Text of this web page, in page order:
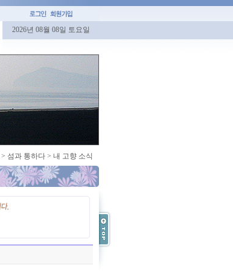
2026년 08월 08일 토요일
> 섬과 통하다 > 내 고향 소식